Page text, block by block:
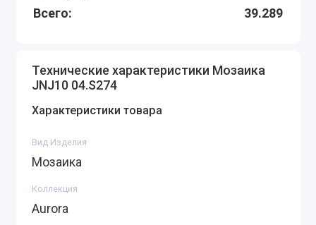
Всего:
39.289
Технические характеристики Мозаика
JNJ10 04.S274
Характеристики товара
Вид Изделия
Мозаика
Коллекция
Aurora